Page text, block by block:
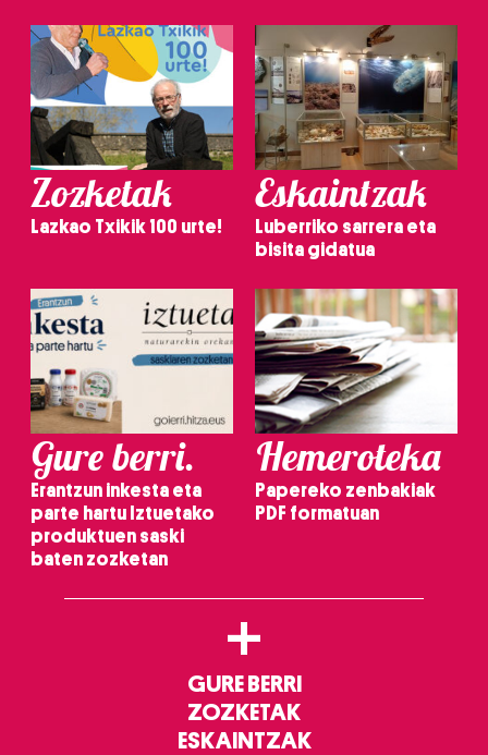
Zozketak
Lazkao Txikik 100 urte!
Eskaintzak
Luberriko sarrera eta
bisita gidatua
Gure berri.
Erantzun inkesta eta
parte hartu Iztuetako
produktuen saski
baten zozketan
Hemeroteka
Papereko zenbakiak
PDF formatuan
+
GURE BERRI
ZOZKETAK
ESKAINTZAK